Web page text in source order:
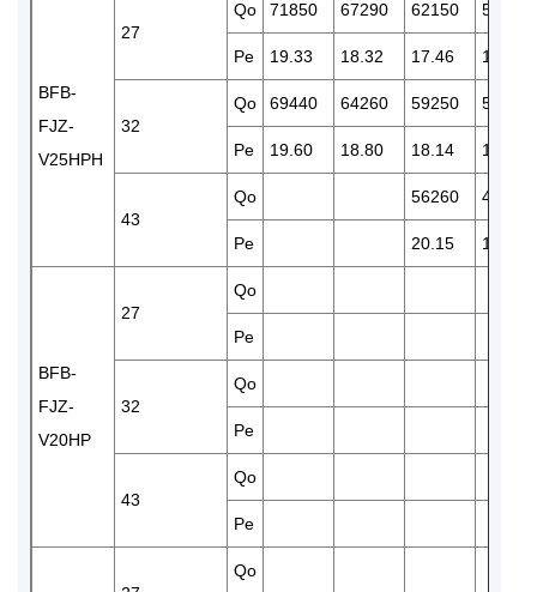
BFB-
FJZ-
V25HPH
27
Qo 71850 67290 62150 52250
Pe 19.33 18.32 17.46 15.85
32
Qo 69440 64260 59250 50460
Pe 19.60 18.80 18.14 16.61
43
Qo 56260 47091
Pe 20.15 18.33
BFB-
FJZ-
V20HP
27
Qo
Pe
32
Qo
Pe
43
Qo
Pe
Qo